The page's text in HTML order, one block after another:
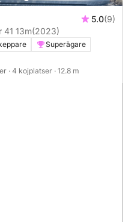
5.0(9)
41 13m(2023)
Superägare
· 4 kojplatser · 12.8 m